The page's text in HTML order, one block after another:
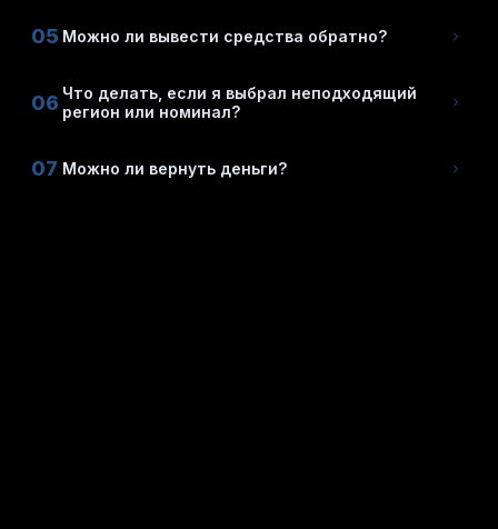
05 Можно ли вывести средства обратно?
06 Что делать, если я выбрал неподходящий
регион или номинал?
07 Можно ли вернуть деньги?